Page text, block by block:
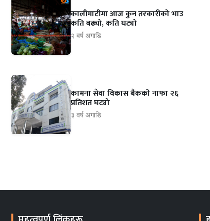
कालीमाटीमा आज कुन तरकारीको भाउ
कति बढ्यो, कति घट्यो
२ वर्ष अगाडि
कामना सेवा विकास बैंकको नाफा २६
प्रतिशत घट्यो
३ वर्ष अगाडि